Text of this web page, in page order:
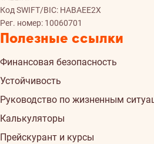
Код SWIFT/BIC: HABAEE2X
Рег. номер: 10060701
Полезные ссылки
Финансовая безопасность
Устойчивость
Руководство по жизненным
Калькуляторы
Прейскурант и курсы